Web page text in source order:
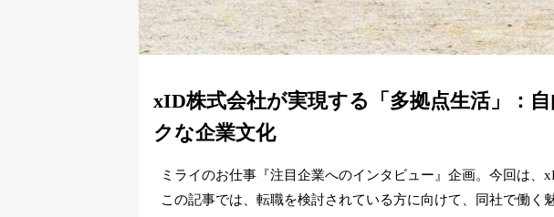
xID株式会社が実現する「多拠点生活」：
クな企業文化
ミライのお仕事『注目企業へのインタビュー』企画。今回は、
この記事では、転職を検討されている方に向けて、同社で働く